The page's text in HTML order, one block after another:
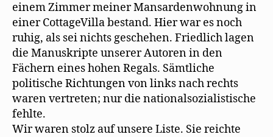
einem Zimmer meiner Mansardenwohnung in
einer CottageVilla bestand. Hier war es noch
ruhig, als sei nichts geschehen. Friedlich lagen
die Manuskripte unserer Autoren in den
Fächern eines hohen Regals. Sämtliche
politische Richtungen von links nach rechts
waren vertreten; nur die nationalsozialistische
fehlte.
Wir waren stolz auf unsere Liste. Sie reichte